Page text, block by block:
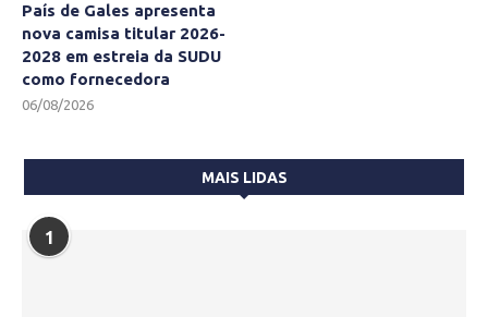
País de Gales apresenta
nova camisa titular 2026-
2028 em estreia da SUDU
como fornecedora
06/08/2026
MAIS LIDAS
1